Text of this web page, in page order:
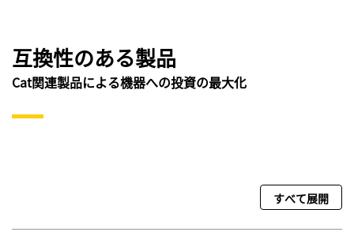
互換性のある製品
Cat関連製品による機器への投資の最大化
すべて展開